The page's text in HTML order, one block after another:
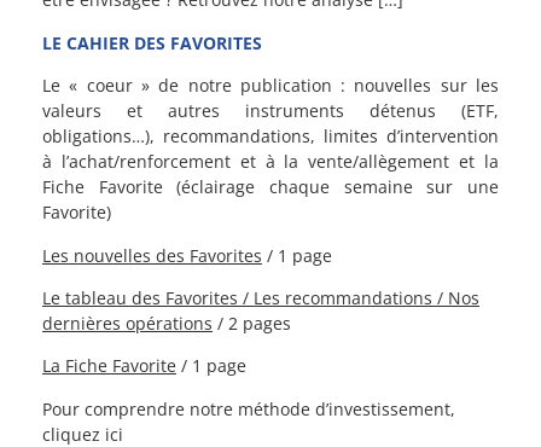
LE CAHIER DES FAVORITES
Le « coeur » de notre publication : nouvelles sur les
valeurs et autres instruments détenus (ETF,
obligations…), recommandations, limites d’intervention
à l’achat/renforcement et à la vente/allègement et la
Fiche Favorite (éclairage chaque semaine sur une
Favorite)
Les nouvelles des Favorites / 1 page
Le tableau des Favorites / Les recommandations / Nos
dernières opérations / 2 pages
La Fiche Favorite / 1 page
Pour comprendre notre méthode d’investissement,
cliquez ici